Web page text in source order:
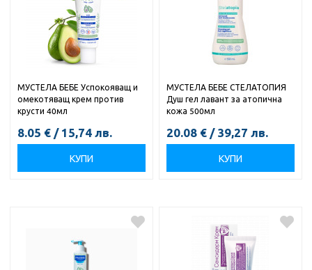
МУСТЕЛА БЕБЕ Успокояващ и
омекотяващ крем против
крусти 40мл
8.05 € / 15,74 лв.
КУПИ
МУСТЕЛА БЕБЕ СТЕЛАТОПИЯ
Душ гел лавант за атопична
кожа 500мл
20.08 € / 39,27 лв.
КУПИ